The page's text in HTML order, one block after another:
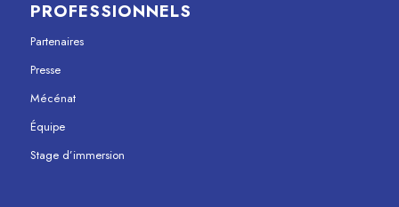
PROFESSIONNELS
Partenaires
Presse
Mécénat
Équipe
Stage d’immersion